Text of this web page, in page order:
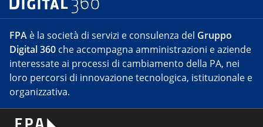
FPA è la società di servizi e consulenza del Gruppo
Digital 360 che accompagna amministrazioni e aziende
interessate ai processi di cambiamento della PA, nei
loro percorsi di innovazione tecnologica, istituzionale e
organizzativa.